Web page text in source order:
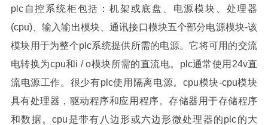
plc自控系统柜包括：机架或底盘、电源模块、处理器
(cpu)、输入输出模块、通讯接口模块五个部分电源模块-该
模块用于为整个plc系统提供所需的电源。它将可用的交流
电转换为cpu和i / o模块所需的直流电。plc通常使用24v直
流电源工作。很少有plc使用隔离电源。cpu模块-cpu模块
具有处理器，驱动程序和应用程序。存储器用于存储程序
和数据。cpu是带有八边形或六边形微处理器的plc的大